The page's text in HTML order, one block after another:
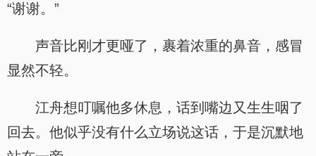
“谢谢。”
声音比刚才更哑了，裹着浓重的鼻音，感冒
显然不轻。
江舟想叮嘱他多休息，话到嘴边又生生咽了
回去。他似乎没有什么立场说这话，于是沉默地